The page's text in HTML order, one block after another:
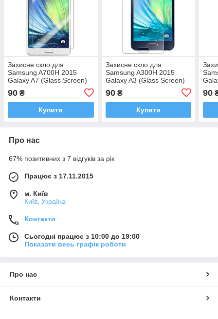
Захисне скло для
Samsung A700H 2015
Galaxy A7 (Glass Screen)
90 ₴
Купити
Захисне скло для
Samsung A300H 2015
Galaxy A3 (Glass Screen)
90₴
Купити
90
Про нас
67% позитивних з 7 відгуків за рік
Працює з 17.11.2015
м. Київ
Київ, Україна
Контакти
Сьогодні працює з 10:00 до 19:00
Показати весь графік роботи
Про нас
Контакти